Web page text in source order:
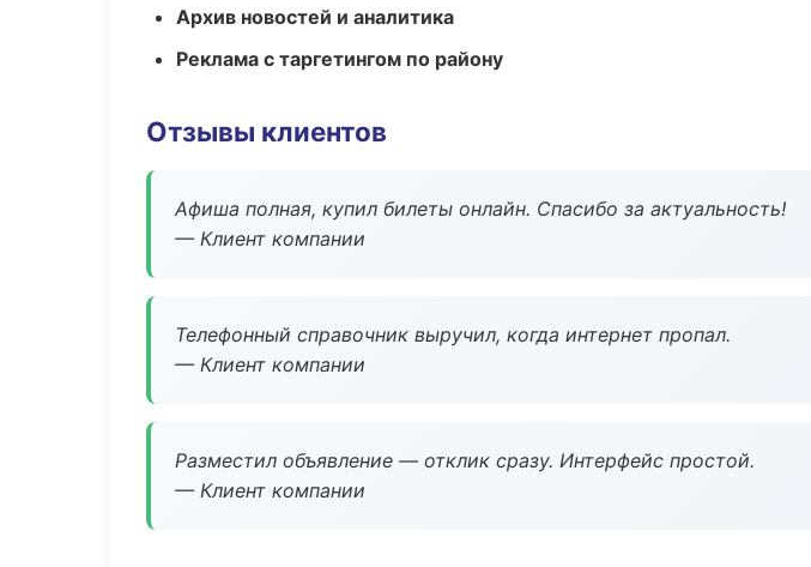
Архив новостей и аналитика
Реклама с таргетингом по району
Отзывы клиентов
Афиша полная, купил билеты онлайн. Спасибо за актуальность!
— Клиент компании
Телефонный справочник выручил, когда интернет пропал.
— Клиент компании
Разместил объявление — отклик сразу. Интерфейс простой.
— Клиент компании